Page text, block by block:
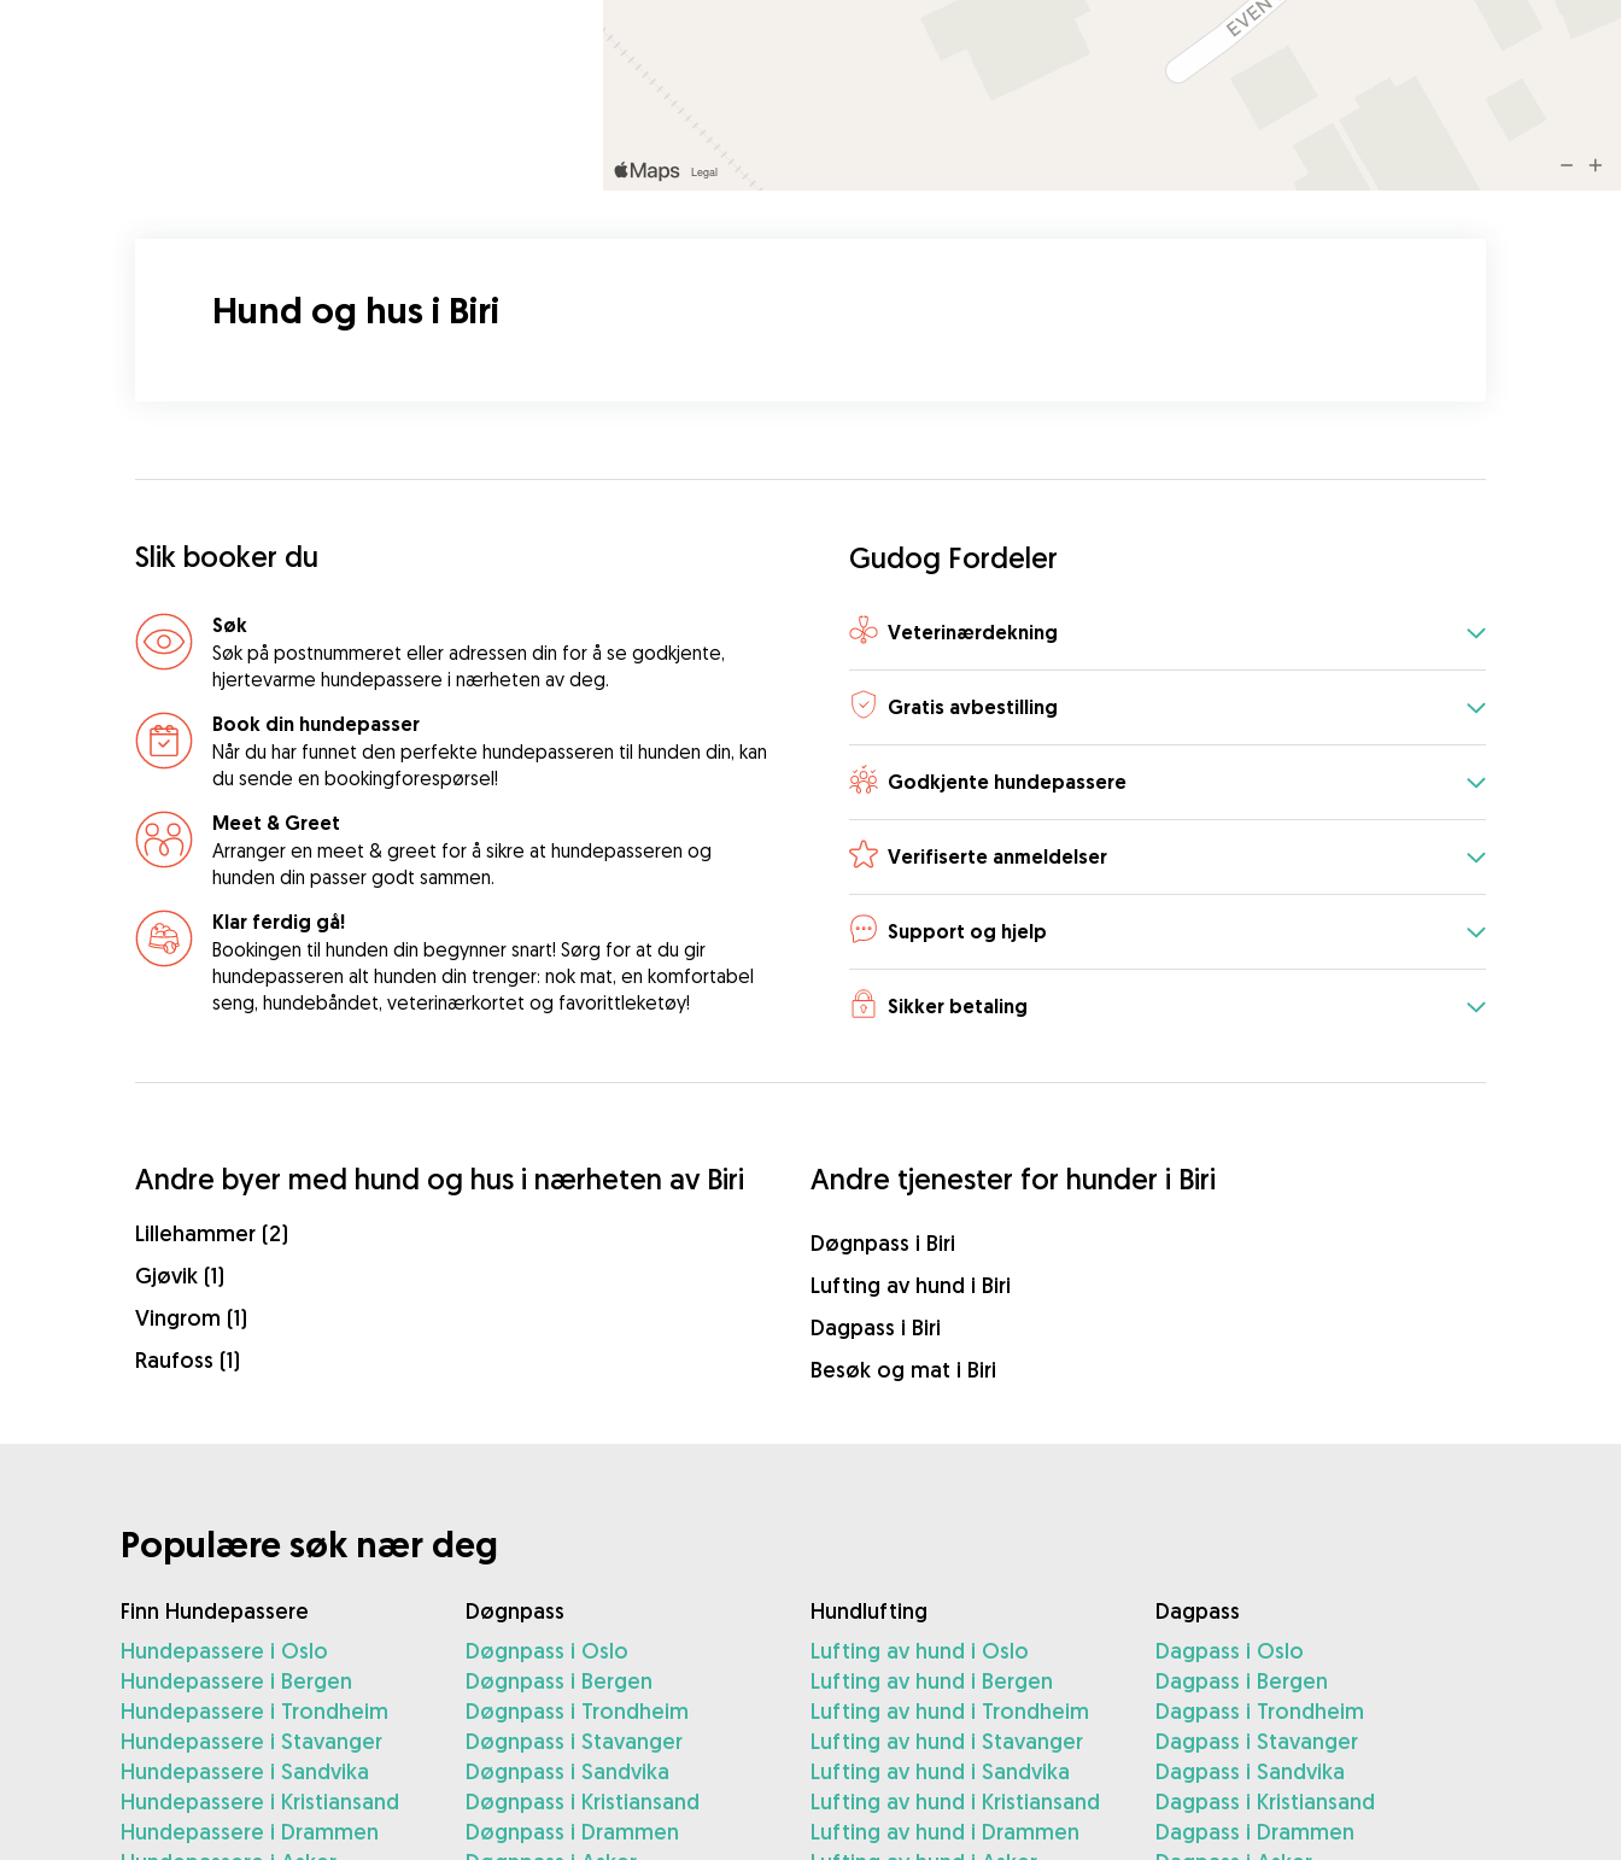
Hund og hus i Biri
Slik booker du
Søk
Søk på postnummeret eller adressen din for å se godkjente,
hjertevarme hundepassere i nærheten av deg.
Book din hundepasser
Når du har funnet den perfekte hundepasseren til hunden din, kan
du sende en bookingforespørsel!
Meet & Greet
Arranger en meet & greet for å sikre at hundepasseren og
hunden din passer godt sammen.
Klar ferdig gå!
Bookingen til hunden din begynner snart! Sørg for at du gir
hundepasseren alt hunden din trenger: nok mat, en komfortabel
seng, hundebåndet, veterinærkortet og favorittleketøy!
Gudog Fordeler
Veterinærdekning
Gratis avbestilling
Godkjente hundepassere
Verifiserte anmeldelser
Support og hjelp
Sikker betaling
Andre byer med hund og hus i nærheten av Biri
Lillehammer (2)
Gjøvik (1)
Vingrom (1)
Raufoss (1)
Andre tjenester for hunder i Biri
Døgnpass i Biri
Lufting av hund i Biri
Dagpass i Biri
Besøk og mat i Biri
Populære søk nær deg
Finn Hundepassere
Hundepassere i Oslo
Hundepassere i Bergen
Hundepassere i Trondheim
Hundepassere i Stavanger
Hundepassere i Sandvika
Hundepassere i Kristiansand
Hundepassere i Drammen
Døgnpass
Døgnpass i Oslo
Døgnpass i Bergen
Døgnpass i Trondheim
Døgnpass i Stavanger
Døgnpass i Sandvika
Døgnpass i Kristiansand
Døgnpass i Drammen
Hundlufting
Lufting av hund i Oslo
Lufting av hund i Bergen
Lufting av hund i Trondheim
Lufting av hund i Stavanger
Lufting av hund i Sandvika
Lufting av hund i Kristiansand
Lufting av hund i Drammen
Dagpass
Dagpass i Oslo
Dagpass i Bergen
Dagpass i Trondheim
Dagpass i Stavanger
Dagpass i Sandvika
Dagpass i Kristiansand
Dagpass i Drammen